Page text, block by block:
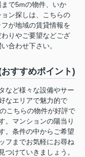
で5mの物件、いか
ン探しは、こちらの
が地域の賃貸情報を
りやご要望などござ
合わせ下さい。
すすめポイント)
など様々な設備やサー
なエリアで魅力的で
こちらの物件が好評で
。マンションの陽当り
。条件の中からご希望
フまでお気軽にお尋ね
つけていきましょう。